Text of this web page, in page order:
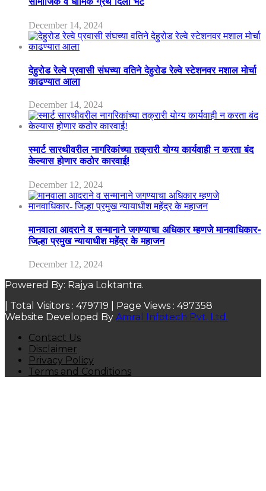
December 14, 2024
देहुरोड रेल्वे प्रवासी संघच्या वतिने देहुरोड रेल्वे स्टेशनवर मशाल मोर्चा
काढण्यात आला
December 14, 2024
स्मार्ट सारथीवरील नागरिकांच्या तक्रारी योग्य कार्यवाही न करता बंद
केल्यास होणार कठोर कारवाई!
December 12, 2024
मानवाला आदराने व सन्मानाने जगण्याचा अधिकार म्हणजे मानवाधिकार-
जिल्हा प्रमुख न्यायाधीश महेंद्र के महाजन
December 12, 2024
Powered By: Rajya Loktantra.
| Total Visitors : 479719 | Page Views : 497358
Website Developed By Amral Infotech Pvt. Ltd.
Contact Us
Disclaimer
Privacy Policy
Terms and Conditions